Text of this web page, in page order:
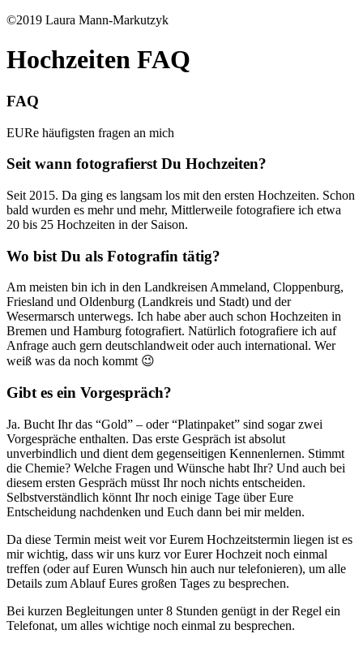
©2019 Laura Mann-Markutzyk
Hochzeiten FAQ
FAQ
EURe häufigsten fragen an mich
Seit wann fotografierst Du Hochzeiten?
Seit 2015. Da ging es langsam los mit den ersten Hochzeiten. Schon
bald wurden es mehr und mehr, Mittlerweile fotografiere ich etwa
20 bis 25 Hochzeiten in der Saison.
Wo bist Du als Fotografin tätig?
Am meisten bin ich in den Landkreisen Ammeland, Cloppenburg,
Friesland und Oldenburg (Landkreis und Stadt) und der
Wesermarsch unterwegs. Ich habe aber auch schon Hochzeiten in
Bremen und Hamburg fotografiert. Natürlich fotografiere ich auf
Anfrage auch gern deutschlandweit oder auch international. Wer
weiß was da noch kommt 😉
Gibt es ein Vorgespräch?
Ja. Bucht Ihr das “Gold” – oder “Platinpaket” sind sogar zwei
Vorgespräche enthalten. Das erste Gespräch ist absolut
unverbindlich und dient dem gegenseitigen Kennenlernen. Stimmt
die Chemie? Welche Fragen und Wünsche habt Ihr? Und auch bei
diesem ersten Gespräch müsst Ihr noch nichts entscheiden.
Selbstverständlich könnt Ihr noch einige Tage über Eure
Entscheidung nachdenken und Euch dann bei mir melden.
Da diese Termin meist weit vor Eurem Hochzeitstermin liegen ist es
mir wichtig, dass wir uns kurz vor Eurer Hochzeit noch einmal
treffen (oder auf Euren Wunsch hin auch nur telefonieren), um alle
Details zum Ablauf Eures großen Tages zu besprechen.
Bei kurzen Begleitungen unter 8 Stunden genügt in der Regel ein
Telefonat, um alles wichtige noch einmal zu besprechen.